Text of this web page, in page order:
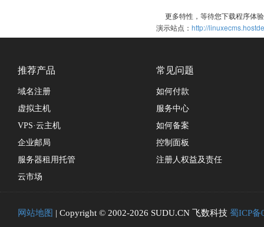
更多特性，等待您下载程序体
演示站点： http://
推荐产品
域名注册
虚拟主机
VPS·云主机
企业邮局
服务器租用托管
云市场
常见问题
如何付款
服务中心
如何备案
控制面板
注册人权益及责任
网站地图 | Copyright © 2002-2026 SUDU.CN 飞数科技 蜀ICP备